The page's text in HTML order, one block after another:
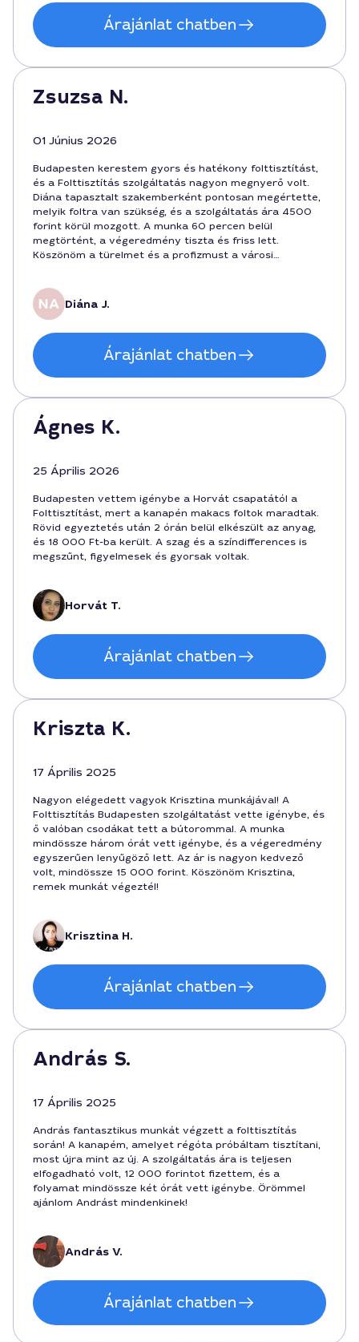
Árajánlat chatben
Zsuzsa N.
01 Június 2026
Budapesten kerestem gyors és hatékony folttisztítást,
és a Folttisztítás szolgáltatás nagyon megnyerő volt.
Diána tapasztalt szakemberként pontosan megértette,
melyik foltra van szükség, és a szolgáltatás ára 4500
forint körül mozgott. A munka 60 percen belül
megtörtént, a végeredmény tiszta és friss lett.
Köszönöm a türelmet és a profizmust a városi
Diána J.
Árajánlat chatben
Ágnes K.
25 Április 2026
Budapesten vettem igénybe a Horvát csapatától a
Folttisztítást, mert a kanapén makacs foltok maradtak.
Rövid egyeztetés után 2 órán belül elkészült az anyag,
és 18 000 Ft-ba került. A szag és a színdifferences is
megszűnt, figyelmesek és gyorsak voltak.
Horvát T.
Árajánlat chatben
Kriszta K.
17 Április 2025
Nagyon elégedett vagyok Krisztina munkájával! A
Folttisztítás Budapesten szolgáltatást vette igénybe, és
ő valóban csodákat tett a bútorommal. A munka
mindössze három órát vett igénybe, és a végeredmény
egyszerűen lenyűgöző lett. Az ár is nagyon kedvező
volt, mindössze 15 000 forint. Köszönöm Krisztina,
remek munkát végeztél!
Krisztina H.
Árajánlat chatben
András S.
17 Április 2025
András fantasztikus munkát végzett a folttisztítás
során! A kanapém, amelyet régóta próbáltam tisztítani,
most újra mint az új. A szolgáltatás ára is teljesen
elfogadható volt, 12 000 forintot fizettem, és a
folyamat mindössze két órát vett igénybe. Örömmel
ajánlom Andrást mindenkinek!
András V.
Árajánlat chatben